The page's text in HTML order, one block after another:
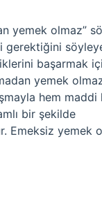
yemek olmaz”
gerektiğini
başarmak
yemek
hem maddi
bir şekilde
Emeksiz yemek